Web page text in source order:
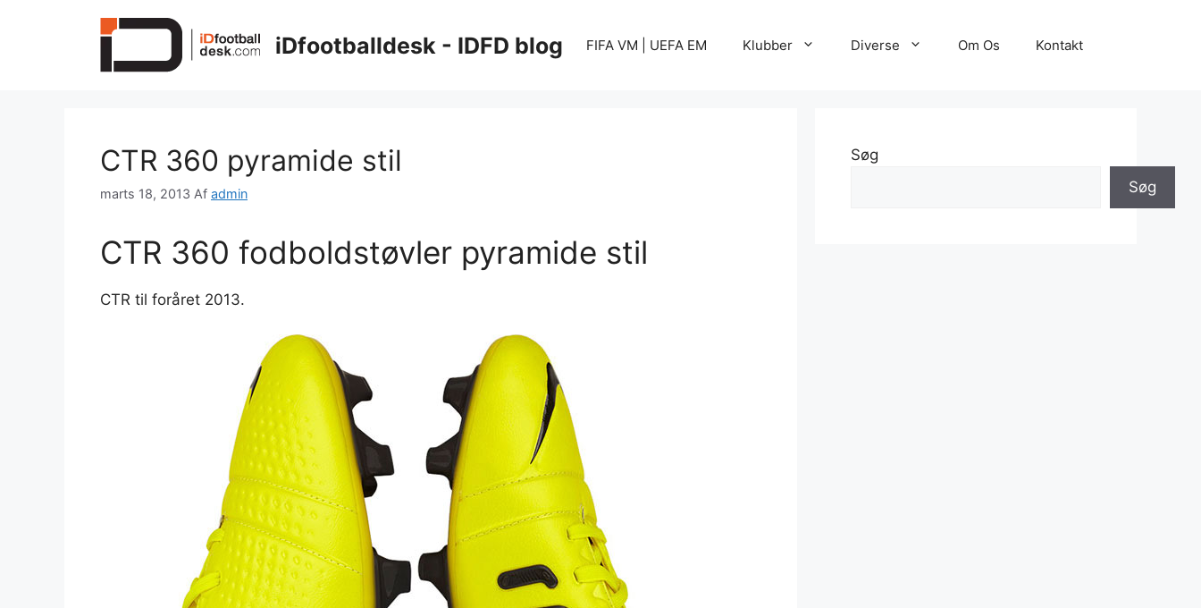
iDfootballdesk - IDFD blog FIFA VM | UEFA EM Klubber Diverse Om Os Kontakt
CTR 360 pyramide stil
marts 18, 2013 Af admin
CTR 360 fodboldstøvler pyramide stil
CTR til foråret 2013.
Søg
Søg